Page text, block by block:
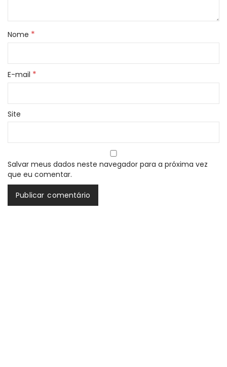
Nome *
E-mail *
Site
Salvar meus dados neste navegador para a próxima vez
que eu comentar.